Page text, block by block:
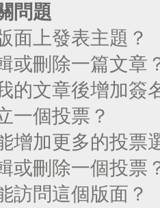
問題
面上發表主題？
或刪除一篇文章
的文章後增加簽
一個投票？
增加更多的投票
或刪除一個投票
訪問這個版面？